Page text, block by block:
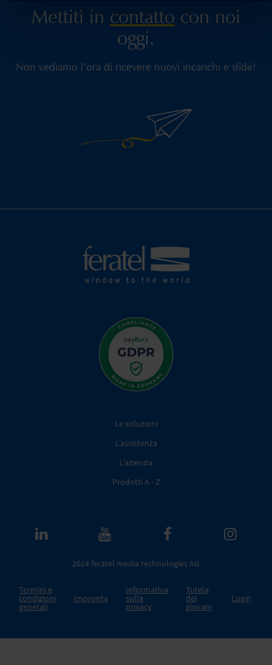
Mettiti in contatto con noi
oggi.
Non vediamo l’ora di ricevere nuovi incarichi e sfide!
Le soluzioni
L’assistenza
L’azienda
Prodotti A - Z
2024 feratel media technologies AG
Termini e
condizioni
generali
Impronta
Informativa
sulla
privacy
Tutela
dei
giovani
Login